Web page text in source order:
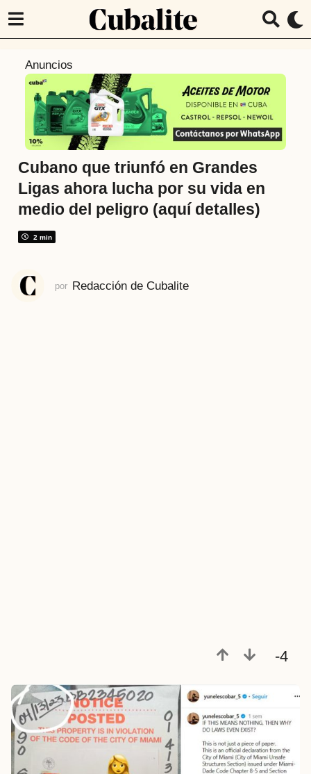
r
á
s
7
m
e
Anuncios
Cubano que triunfó en Grandes
Ligas ahora lucha por su vida en
medio del peligro (aquí detalles)
2 min
por Redacción de Cubalite
-4